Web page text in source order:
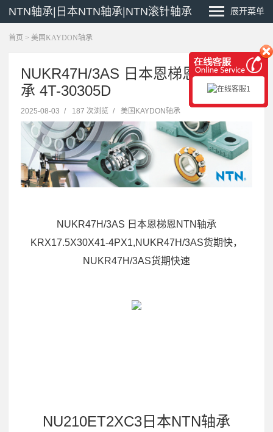
NTN轴承|日本NTN轴承|NTN滚针轴承 展开菜单
首页 > 美国KAYDON轴承
NUKR47H/3AS 日本恩梯恩NTN轴
承 4T-30305D
2025-08-03 / 187 次浏览 / 美国KAYDON轴承
NUKR47H/3AS 日本恩梯恩NTN轴承
KRX17.5X30X41-4PX1,NUKR47H/3AS货期快，
NUKR47H/3AS货期快速
NU210ET2XC3日本NTN轴承